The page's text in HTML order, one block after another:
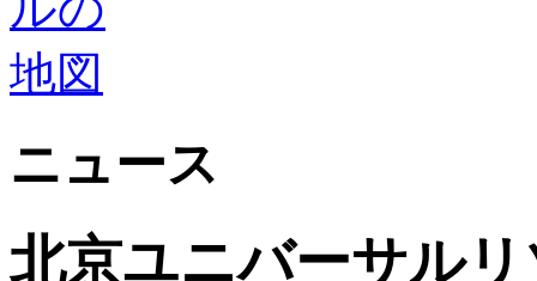
ニュース
北京ユニバーサル